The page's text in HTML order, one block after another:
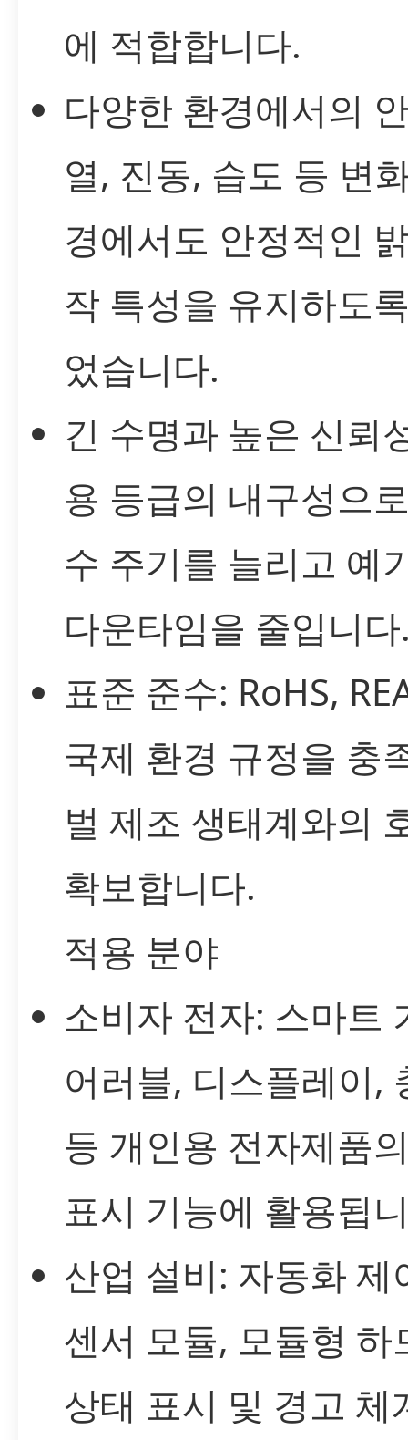
에 적합합니다.
다양한 환경에서의
열, 진동, 습도 등 변
경에서도 안정적인
작 특성을 유지하도
었습니다.
긴 수명과 높은 신뢰
용 등급의 내구성으
수 주기를 늘리고 예
다운타임을 줄입니
표준 준수: RoHS,
국제 환경 규정을 충
벌 제조 생태계와의
확보합니다.
적용 분야
소비자 전자: 스마트
어러블, 디스플레이,
등 개인용 전자제품
표시 기능에 활용됩
산업 설비: 자동화 제
센서 모듈, 모듈형 하
상태 표시 및 경고 체